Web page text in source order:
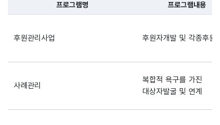
프로그램명 프로그램내용
후원관리사업 후원자개발 및 각종후원
사례관리
복합적 욕구를 가진
대상자발굴 및 연계